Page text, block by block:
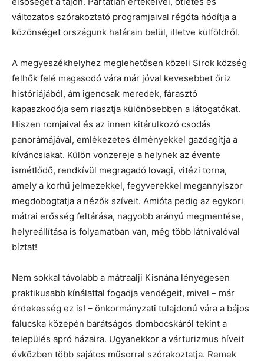
változatos szórakoztató programjaival régóta hódítja a
közönséget országunk határain belül, illetve külföldről.
A megyeszékhelyhez meglehetősen közeli Sirok község
felhők felé magasodó vára már jóval kevesebbet őriz
históriájából, ám igencsak meredek, fárasztó
kapaszkodója sem riasztja különösebben a látogatókat.
Hiszen romjaival és az innen kitárulkozó csodás
panorámájával, emlékezetes élményekkel gazdagítja a
kíváncsiakat. Külön vonzereje a helynek az évente
ismétlődő, rendkívül megragadó lovagi, vitézi torna,
amely a korhű jelmezekkel, fegyverekkel megannyiszor
megdobogtatja a nézők szíveit. Amióta pedig az egykori
mátrai erősség feltárása, nagyobb arányú megmentése,
helyreállítása is folyamatban van, még több látnivalóval
bíztat!
Nem sokkal távolabb a mátraalji Kisnána lényegesen
praktikusabb kínálattal fogadja vendégeit, mivel – már
érdekesség ez is! – önkormányzati tulajdonú vára a bájos
falucska közepén barátságos dombocskáról tekint a
település apró házaira. Ugyanekkor a várturizmus híveit
évközben több sajátos műsorral szórakoztatja. Remek